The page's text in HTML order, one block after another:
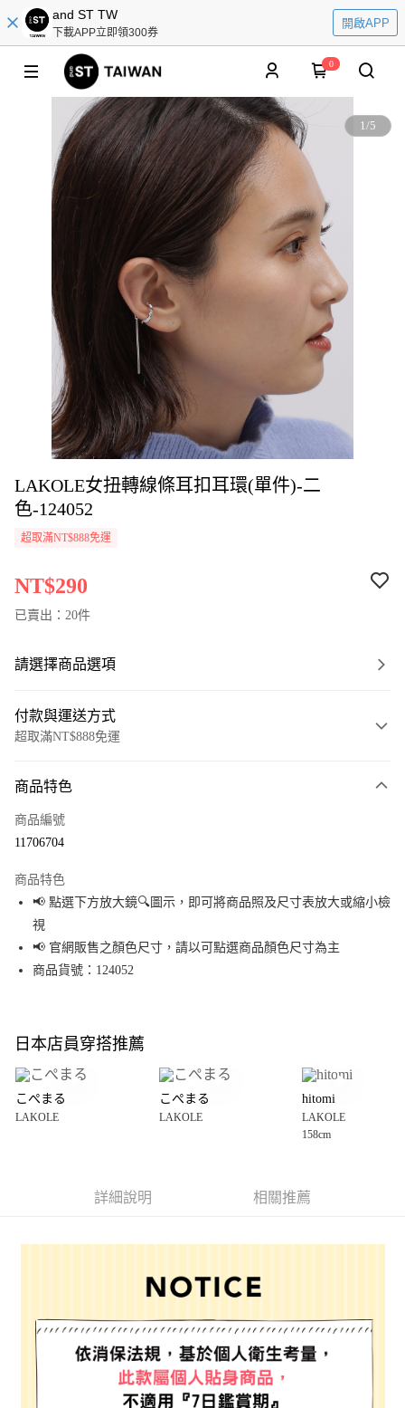
and ST TW
下載APP立即領300券
開啟APP
0
1/5
LAKOLE女扭轉線條耳扣耳環(單件)-二
色-124052
超取滿NT$888免運
NT$290
已賣出：20件
請選擇商品選項
付款與運送方式
超取滿NT$888免運
信用卡一次付款
Apple Pay
街口支付
悠遊付
全盈+PAY
大哥付你分期
【大哥付你分期使用說明】
1.本服務由台灣大哥大提供，台灣大哥大用戶可立即使用無須另外申請。
2.付款方式選擇「大哥付你分期」，訂單成立後會自動跳轉到大哥付的交易
3.實際核准額度、可分期數及費用金額請依後續交易確認頁面所載為準。
4.訂單成立30分鐘內，如未前往確認交易或遇審核未通過，訂單將自動取
帳／街口支付／iPASS MONEY」等通路繳費。
【注意事項】
1.本服務係由「台灣大哥大股份有限公司」（以下簡稱本公司）所提供，讓
用戶於交易時，得透過本服務購買商品或服務，並由商店將買賣／分期付款
買賣價金債權讓與本公司後，依約使用本公司帳單繳交帳款。
AFTEE先享後付
３．安心：先確認商品／服務後，再付款。
【「AFTEE先享後付」結帳流程】
１．於結帳方式選擇「AFTEE先享後付」後，將跳轉至「AFTEE先享後付」
２．訂單成立數日內，您將收到繳費通知簡訊。
３．收到繳費通知簡訊後14天內，點擊此簡訊中的連結，可透過四大超商／
ATM／網路銀行／等多元方式進行付款，方視為交易完成。
※ 請注意：結帳手續完成當下不需立刻繳費，但若您需要取消訂單，請聯絡
購買商品的店家。未經商家同意取消之訂單仍視為有效，需透過AFTEE先享
每筆NT$80，滿NT$888(含以上)免運費
每筆NT$80，滿NT$888(含以上)免運費
7-11 取貨付款
每筆NT$80，滿NT$1,500(含以上)免運費
商品特色
商品編號
11706704
商品特色
📢 點選下方放大鏡🔍圖示，即可將商品照及尺寸表放大或縮小檢
視
📢 官網販售之顏色尺寸，請以可點選商品顏色尺寸為主
商品貨號：124052
日本店員穿搭推薦
こぺまる
LAKOLE
こぺまる
LAKOLE
hitomi
LAKOLE
158cm
詳細說明 相關推薦